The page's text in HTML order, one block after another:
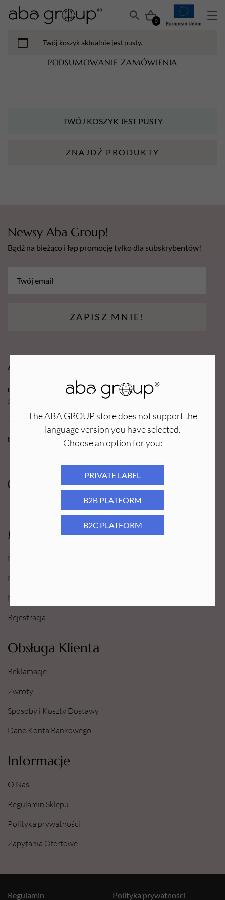
The ABA GROUP store does not support the
language version you have selected.
Choose an option for you:
PRIVATE LABEL
B2B PLATFORM
B2C PLATFORM
0
Twój koszyk aktualnie jest pusty.
PODSUMOWANIE ZAMÓWIENIA
TWÓJ KOSZYK JEST PUSTY
ZNAJDŹ PRODUKTY
Newsy Aba Group!
Bądź na bieżąco i łap promocję tylko dla subskrybentów!
ZAPISZ MNIE!
Moje Konto
Moje konto
Moje Zamówienia
Moje Ulubione
Rejestracja
Obsługa Klienta
Reklamacje
Zwroty
Sposoby i Koszty Dostawy
Dane Konta Bankowego
Informacje
O Nas
Regulamin Sklepu
Polityka prywatności
Zapytania Ofertowe
Aba Group
ul. Robotnicza 70D
53-608 Wrocław
+48 71 727 60 16
bok@e-abagroup.com
Polityka prywatności
Regulamin